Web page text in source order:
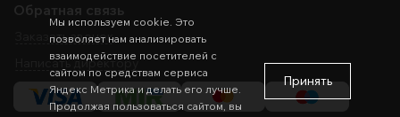
Обратная связь
Заказать звонок
Написать директору
Мы используем cookie. Это
позволяет нам анализировать
взаимодействие посетителей с
сайтом по средствам сервиса
Яндекс Метрика и делать его лучше.
Продолжая пользоваться сайтом, вы
Принять